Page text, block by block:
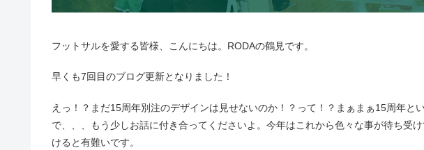
フットサルを愛する皆様、こんにちは。RODAの鶴見です。
早くも7回目のブログ更新となりました！
えっ！？まだ15周年別注のデザインは見せないのか！？って！？まぁまぁ15周年と
で、、、もう少しお話に付き合ってくださいよ。今年はこれから色々な事が待ち受
けると有難いです。